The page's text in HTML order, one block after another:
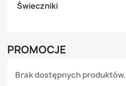
Świeczniki
PROMOCJE
Brak dostępnych produktów.